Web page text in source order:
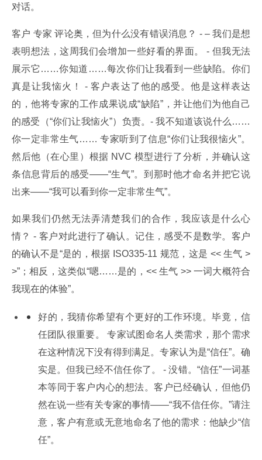
对话。
客户 专家 评论奥，但为什么没有错误消息？ - – 我们是想
表明想法，这周我们会增加一些好看的界面。 - 但我无法
展示它……你知道……每次你们让我看到一些缺陷。你们
真是让我恼火！ - 客户表达了他的感受。他是这样表达
的，他将专家的工作成果说成“缺陷”，并让他们为他自己
的感受（“你们让我恼火”）负责。- 我不知道该说什么……
你一定非常生气…… 专家听到了信息“你们让我很恼火”。
然后他（在心里）根据 NVC 模型进行了分析，并确认这
条信息背后的感受——“生气”。到那时他才命名并把它说
出来——“我可以看到你一定非常生气”。
如果我们仍然无法弄清楚我们的合作，我应该是什么心
情？ - 客户对此进行了确认。记住，感受不是数学。客户
的确认不是“是的，根据 ISO335-11 规范，这是 << 生气 >
>”；相反，这类似“嗯……是的，<< 生气 >> 一词大概符合
我现在的体验”。
好的，我猜你希望有个更好的工作环境。毕竟，信
任团队很重要。 专家试图命名人类需求，那个需求
在这种情况下没有得到满足。专家认为是“信任”。确
实是。但我已经不信任你了。 - 没错。“信任”一词基
本等同于客户内心的想法。客户已经确认，但他仍
然在说一些有关专家的事情——“我不信任你。”请注
意，客户有意或无意地命名了他的需求：他缺少“信
任”。